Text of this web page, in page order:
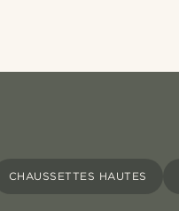
CHAUSSETTES HAUTES